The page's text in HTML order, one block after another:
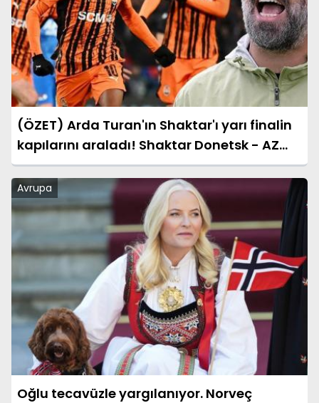
(ÖZET) Arda Turan'ın Shaktar'ı yarı finalin
kapılarını araladı! Shaktar Donetsk - AZ
Alkmaar maçı sonucu: 3-0 (UEFA
Konferans Ligi)
Avrupa
Oğlu tecavüzle yargılanıyor. Norveç